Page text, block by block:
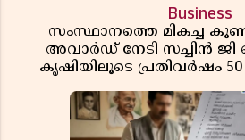
Business
സംസ്ഥാനത്തെ മികച്ച
അവാർഡ് നേടി സച്ചിൻ
കൃഷിയിലൂടെ പ്രതിവർഷം